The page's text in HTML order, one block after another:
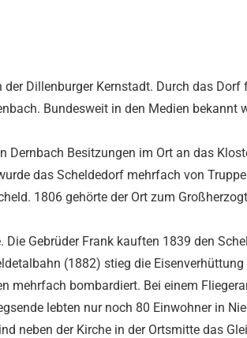
Dillenburger Kernstadt. Durch das Dorf
Bundesweit in den Medien bekannt
Besitzungen im Ort an das
das Scheldedorf mehrfach von
1806 gehörte der Ort zum
Gebrüder Frank kauften 1839 den
(1882) stieg die
mehrfach bombardiert. Bei einem
lebten nur noch 80 Einwohner in
neben der Kirche in der Ortsmitte das